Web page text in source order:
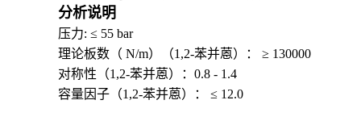
分析说明
压力: ≤ 55 bar
理论板数（ N/m）（1,2-苯并蒽）： ≥ 130000
对称性（1,2-苯并蒽）：0.8 - 1.4
容量因子（1,2-苯并蒽）： ≤ 12.0